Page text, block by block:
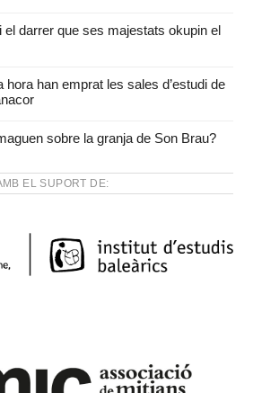
el darrer que ses majestats okupin el
hora han emprat les sales d’estudi de
sobre la granja de Son Brau?
EL SUPORT DE: